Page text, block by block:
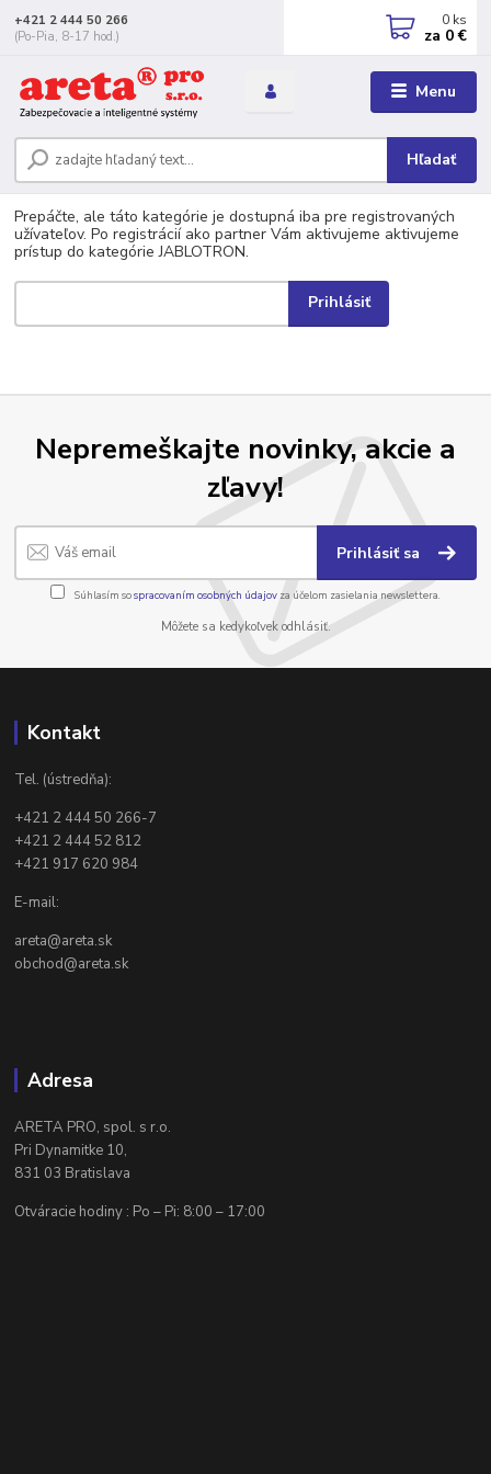
Menu
Hľadať
+421 2 444 50 266
(Po-Pia, 8-17 hod.)
0 ks
za 0 €
Prepáčte, ale táto kategórie je dostupná iba pre registrovaných
užívateľov. Po registrácií ako partner Vám aktivujeme aktivujeme
prístup do kategórie JABLOTRON.
Nepremeškajte novinky, akcie a
zľavy!
Prihlásiť sa
Súhlasím sospracovaním osobných údajov za účelom zasielania newslettera.
Môžete sa kedykoľvek odhlásiť.
Kontakt
Tel. (ústredňa):
+421 2 444 50 266-7
+421 2 444 52 812
+421 917 620 984
E-mail:
areta@areta.sk
obchod@areta.sk
Adresa
ARETA PRO, spol. s r.o.
Pri Dynamitke 10,
831 03 Bratislava
Otváracie hodiny : Po – Pi: 8:00 – 17:00